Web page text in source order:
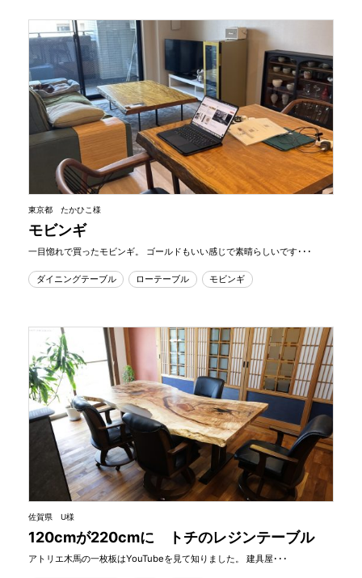
東京都 たかひこ様
モビンギ
一目惚れで買ったモビンギ。 ゴールドもいい感じで素晴らしいです･･･
ダイニングテーブル ローテーブル モビンギ
佐賀県 U様
120cmが220cmに トチのレジンテーブル
アトリエ木馬の一枚板はYouTubeを見て知りました。 建具屋･･･